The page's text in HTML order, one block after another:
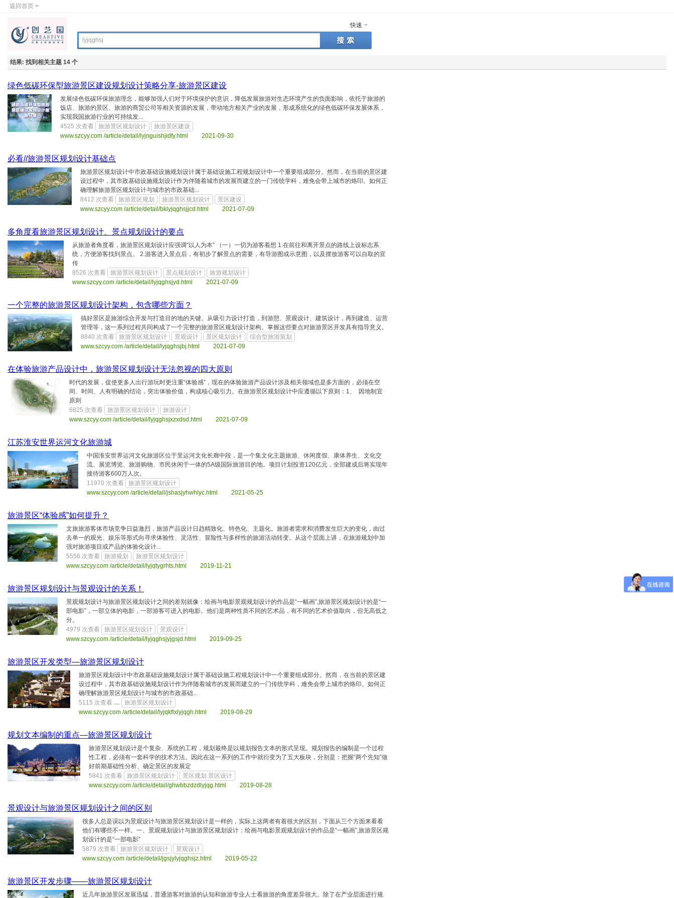
返回首页
快速
结果: 找到相关主题 14 个
​绿色低碳环保型旅游景区建设规划设计策略分享-旅游景区建设
发展绿色低碳环保旅游理念，能够加强人们对于环境保护的意识，降低发展旅游对生态环境产生的负面影响，依托于旅游的
饭店、旅游的景区、旅游的商贸公司等相关资源的发展，带动地方相关产业的发展，形成系统化的绿色低碳环保发展体系，
实现我国旅游行业的可持续发...
4525 次查看
旅游景区规划设计
旅游景区建设
www.szcyy.com /article/detail/lyjnguishjidfy.html 2021-09-30
必看//旅游景区规划设计基础点
旅游景区规划设计中市政基础设施规划设计属于基础设施工程规划设计中一个重要组成部分。然而，在当前的景区建
设过程中，其市政基础设施规划设计作为伴随着城市的发展而建立的一门传统学科，难免会带上城市的烙印。如何正
确理解旅游景区规划设计与城市的市政基础...
8412 次查看
旅游景区规划 旅游景区规划设计
景区建设
www.szcyy.com /article/detail/bklyjqghsjjcd.html 2021-07-09
多角度看旅游景区规划设计、景点规划设计的要点
从旅游者角度看，旅游景区规划设计应强调“以人为本” （一）一切为游客着想 1.在前往和离开景点的路线上设标志系
统，方便游客找到景点。 2.游客进入景点后，有初步了解景点的需要，有导游图或示意图，以及摆放游客可以自取的宣
传
8526 次查看
旅游景区规划设计 景点规划设计
旅游规划设计
www.szcyy.com /article/detail/lyjqghsjyd.html 2021-07-09
一个完整的旅游景区规划设计架构，包含哪些方面？
搞好景区是旅游综合开发与打造目的地的关键。从吸引力设计打造，到游憩、景观设计、建筑设计，再到建造、运营
管理等，这一系列过程共同构成了一个完整的旅游景区规划设计架构。掌握这些要点对旅游景区开发具有指导意义。
8840 次查看
旅游景区规划设计 景观设计 景区规划设计
综合型旅游策划
www.szcyy.com /article/detail/lyjqghsjbj.html 2021-07-09
在体验旅游产品设计中，旅游景区规划设计无法忽视的四大原则
时代的发展，促使更多人出行游玩时更注重“体验感”，现在的体验旅游产品设计涉及相关领域也是多方面的，必须在空
间、时间、人有明确的结论，突出体验价值，构成核心吸引力。在旅游景区规划设计中应遵循以下原则：1、 因地制宜
原则
6825 次查看
旅游景区规划设计
旅游设计
www.szcyy.com /article/detail/lyjqghsjxzxdsd.html 2021-07-09
江苏淮安世界运河文化旅游城
中国淮安世界运河文化旅游区位于里运河文化长廊中段，是一个集文化主题旅游、休闲度假、康体养生、文化交
流、展览博览、旅游购物、市民休闲于一体的5A级国际旅游目的地。项目计划投资120亿元，全部建成后将实现年
接待游客600万人次。
11970 次查看
旅游景区规划设计
www.szcyy.com /article/detail/jshasjyhwhlyc.html 2021-05-25
旅游景区“体验感”如何提升？
文旅旅游客体市场竞争日益激烈，旅游产品设计日趋精致化、特色化、主题化。旅游者需求和消费发生巨大的变化，由过
去单一的观光、娱乐等形式向寻求体验性、灵活性、冒险性与多样性的旅游活动转变。从这个层面上讲，在旅游规划中加
强对旅游项目或产品的体验化设计...
5556 次查看
旅游规划
旅游景区规划设计
www.szcyy.com /article/detail/lyjqtygrhts.html 2019-11-21
旅游景区规划设计与景观设计的关系！
景观规划设计与旅游景区规划设计之间的差别就像：绘画与电影景观规划设计的作品是“一幅画”,旅游景区规划设计的是“一
部电影”，一部立体的电影，一部游客可进入的电影。他们是两种性质不同的艺术品，有不同的艺术价值取向，但无高低之
分。
4979 次查看
旅游景区规划设计
景观设计
www.szcyy.com /article/detail/lyjqghsjyjgsjd.html 2019-09-25
旅游景区开发类型—旅游景区规划设计
旅游景区规划设计中市政基础设施规划设计属于基础设施工程规划设计中一个重要组成部分。然而，在当前的景区建
设过程中，其市政基础设施规划设计作为伴随着城市的发展而建立的一门传统学科，难免会带上城市的烙印。如何正
确理解旅游景区规划设计与城市的市政基础...
5115 次查看
旅游景区规划设计
www.szcyy.com /article/detail/lyjqkflxlyjqgh.html 2019-08-29
规划文本编制的重点—旅游景区规划设计
旅游景区规划设计是个复杂、系统的工程，规划最终是以规划报告文本的形式呈现。规划报告的编制是一个过程
性工程，必须有一套科学的技术方法。因此在这一系列的工作中就衍变为了五大板块，分别是：把握“两个先知”做
好前期基础性分析、确定景区的发展定
5841 次查看
旅游景区规划设计
景区规划.景区设计
www.szcyy.com /article/detail/ghwbbzdzdlyjqg.html 2019-08-28
景观设计与旅游景区规划设计之间的区别
很多人总是误以为景观设计与旅游景区规划设计是一样的，实际上这两者有着很大的区别，下面从三个方面来看看
他们有哪些不一样。一、景观规划设计与旅游景区规划设计：绘画与电影景观规划设计的作品是“一幅画”,旅游景区规
划设计的是“一部电影”
5879 次查看
旅游景区规划设计
景观设计
www.szcyy.com /article/detail/jgsjylyjqghsjz.html 2019-05-22
旅游景区开发步骤——旅游景区规划设计
近几年旅游景区发展迅猛，普通游客对旅游的认知和旅游专业人士看旅游的角度差异很大。除了在产业层面进行规